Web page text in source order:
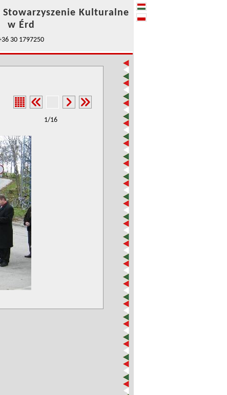
Stowarzyszenie Kulturalne
w Érd
30 1797250
1/16